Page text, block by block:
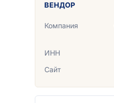
ВЕНДОР
Компания
ИНН
Сайт